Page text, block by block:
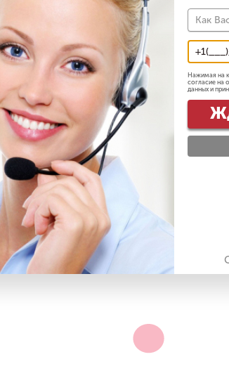
Нажимая на
согласие на
данных и